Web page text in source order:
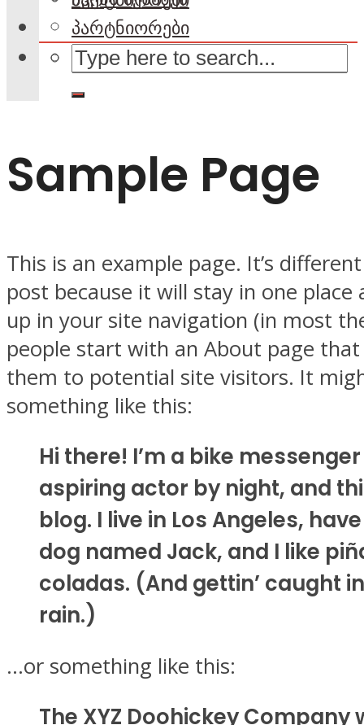
პარტნიორები
Sample Page
This is an example page. It’s
post because it will stay in one place
up in your site navigation (in most
people start with an About page
them to potential site visitors. It
something like this:
Hi there! I’m a bike
aspiring actor by night, and
blog. I live in Los Angeles,
dog named Jack, and I like
coladas. (And gettin’ caught
rain.)
…or something like this:
The XYZ Doohickey Company